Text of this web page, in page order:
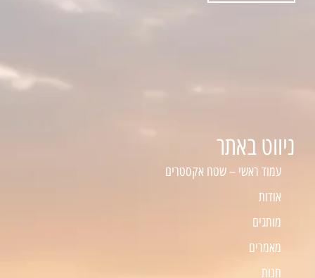
ניווט באתר
עמוד ראשי – שטח אקסטרים
אודות
מותגים
מאמרים
חנות